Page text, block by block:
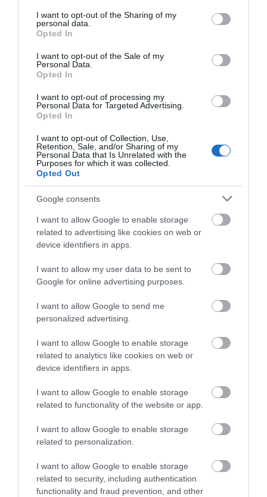
not limited to your visit or usage behaviour. You may click to
grant or deny consent to Google and its third-party tags to
use your data for below specified purposes in below Google
consent section.
I want to opt-out of the Sharing of my
personal data.
Opted In
I want to opt-out of the Sale of my
Personal Data.
Opted In
I want to opt-out of processing my
Personal Data for Targeted Advertising.
Opted In
I want to opt-out of Collection, Use,
Retention, Sale, and/or Sharing of my
Personal Data that Is Unrelated with the
Purposes for which it was collected.
Opted Out
Google consents
I want to allow Google to enable storage
related to advertising like cookies on web or
device identifiers in apps.
I want to allow my user data to be sent to
Google for online advertising purposes.
I want to allow Google to send me
personalized advertising.
I want to allow Google to enable storage
related to analytics like cookies on web or
device identifiers in apps.
I want to allow Google to enable storage
related to functionality of the website or app.
I want to allow Google to enable storage
related to personalization.
I want to allow Google to enable storage
related to security, including authentication
functionality and fraud prevention, and other
07.08.2026 | 12:00
Χαλκίδας
07.08.2026 | 11:45
Δελφίνια κολυμπούν δίπλα σε
σκάφος τουριστών – Δείτε βίντεο
07.08.2026 | 11:30
Συναγερμός στην Εύβοια: Στιγμές
Έκτακτη διακοπή νερού τώρα
στην παραλία Αυλίδας
γαστρονομίας – Σήμερα η μεγάλη
έναρξη!
Τι είναι οι γανωματήδες και γιατί
έφτασαν σε αυτό το χωριό της
07.08.2026 | 10:30
Στην ΑΑΔΕ ο
Μητσοτάκης για το
myAGRO – Τι δήλωσε
Φωτιά στη Δυτική
Αττική: Αυτά είναι τα
Στήριξη στους
πυρόπληκτους: Τα
μέτρα που ανακοίνωσε
καταστροφικές φωτιές
Νέα οδικά έργα
Σπανού σε αυτές τις
Σε κλίμα συγκίνησης η
κηδεία του Γιάννη
Βαρβιτσιώτη –
Πολιτικοί και πλήθος
κόσμου στο ύστατο
στη Λαμία